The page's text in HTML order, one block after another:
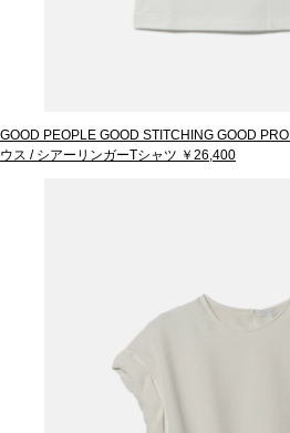
GOOD PEOPLE GOOD STITCHING GOOD
ウス / シアーリンガーTシャツ ￥26,400